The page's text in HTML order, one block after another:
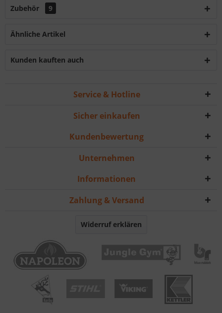
Zubehör 9
Ähnliche Artikel
Kunden kauften auch
Service & Hotline
Sicher einkaufen
Kundenbewertung
Unternehmen
Informationen
Zahlung & Versand
Widerruf erklären